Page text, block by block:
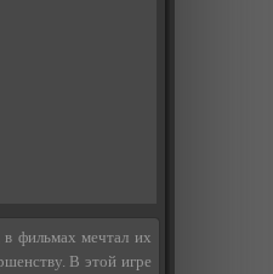
фильмах мечтал их
В этой игре